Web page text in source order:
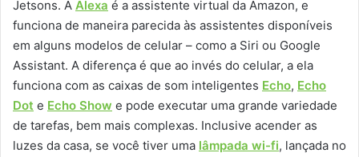
Jetsons. A Alexa é a assistente virtual da Amazon, e
funciona de maneira parecida às assistentes disponíveis
em alguns modelos de celular – como a Siri ou Google
Assistant. A diferença é que ao invés do celular, a ela
funciona com as caixas de som inteligentes Echo, Echo
Dot e Echo Show e pode executar uma grande variedade
de tarefas, bem mais complexas. Inclusive acender as
luzes da casa, se você tiver uma lâmpada wi-fi, lançada no